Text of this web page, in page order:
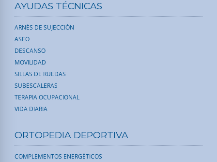
AYUDAS TÉCNICAS
ARNÉS DE SUJECCIÓN
ASEO
DESCANSO
MOVILIDAD
SILLAS DE RUEDAS
SUBESCALERAS
TERAPIA OCUPACIONAL
VIDA DIARIA
ORTOPEDIA DEPORTIVA
COMPLEMENTOS ENERGÉTICOS